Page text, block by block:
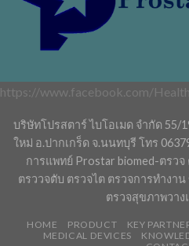
https://www.facebook.com/
บริษัทโปรสตาร์ ไบโอเมด จำกัด 55/
ใหม่ อ.ปากเกร็ด จ.นนทบุรี โทร
การแพทย์ Prostar biomed-ตรวจ
ตรววจตับ ตรวจไต ตรวจการทำงา
ตรวจสุขภาพวา
HOME PRODUCT KEY
MEDICAL DEVICES